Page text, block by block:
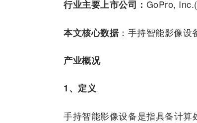
行业主要上市公司： GoPro,
本文核心数据：手持智能影像设
产业概况
1、定义
手持智能影像设备是指具备计